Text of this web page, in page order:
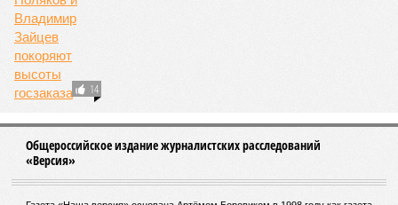
Зима 1931 года выдалась в Китае чрезвычайно
продолжительной и суровой. Снега образовалось огромное
количество – казалось бы, хороший знак после периода
великой суши, продолжавшегося с 1928-го. Но всё
обратилось катастрофой. Снег растаял, устремился в реки,
начался небывалый паводок, быстро обернувшийся
страшным наводнением, которое обильные весенние ливни
только усугубили. К июню всё это преобразовалось в
массовый потоп, в июле же Китай в дополнение накрыло
сразу девятью циклонами. Последствия оказались